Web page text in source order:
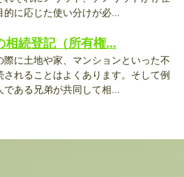
に応じた使い分けが必...
相続登記（所有権...
際に土地や家、マンションといった不
されることはよくあります。そして例
である兄弟が共同して相...